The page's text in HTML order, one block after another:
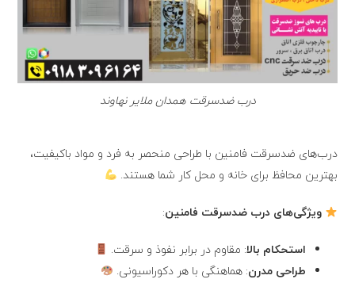
درب ضدسرقت همدان ملایر نهاوند
درب‌های ضدسرقت فامنین با طراحی منحصر به فرد و مواد باکیفیت،
بهترین محافظ برای خانه و محل کار شما هستند.
ویژگی‌های درب ضدسرقت فامنین:
استحکام بالا: مقاوم در برابر نفوذ و سرقت.
طراحی مدرن: هماهنگی با هر دکوراسیونی.